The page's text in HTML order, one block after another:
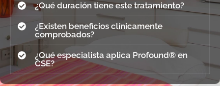
¿Qué duración tiene este tratamiento?
¿Existen beneficios clínicamente
comprobados?
¿Qué especialista aplica Profound® en
CSE?